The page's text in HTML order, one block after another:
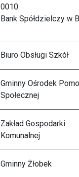
0010
Bank Spółdzielczy w
Biuro Obsługi Szkół
Gminny Ośrodek
Społecznej
Zakład Gospodarki
Komunalnej
Gminny Żłobek